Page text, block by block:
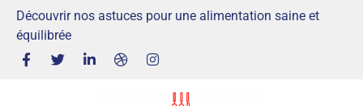
Découvrir nos astuces pour une alimentation saine et
équilibrée